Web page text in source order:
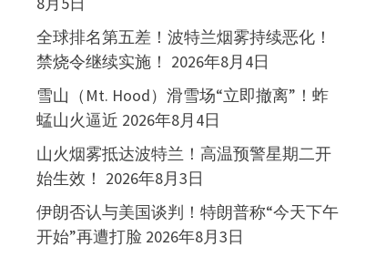
全球排名第五差！波特兰烟雾持续恶化！
禁烧令继续实施！ 2026年8月4日
雪山（Mt. Hood）滑雪场“立即撤离”！蚱
蜢山火逼近 2026年8月4日
山火烟雾抵达波特兰！高温预警星期二开
始生效！ 2026年8月3日
伊朗否认与美国谈判！特朗普称“今天下午
开始”再遭打脸 2026年8月3日